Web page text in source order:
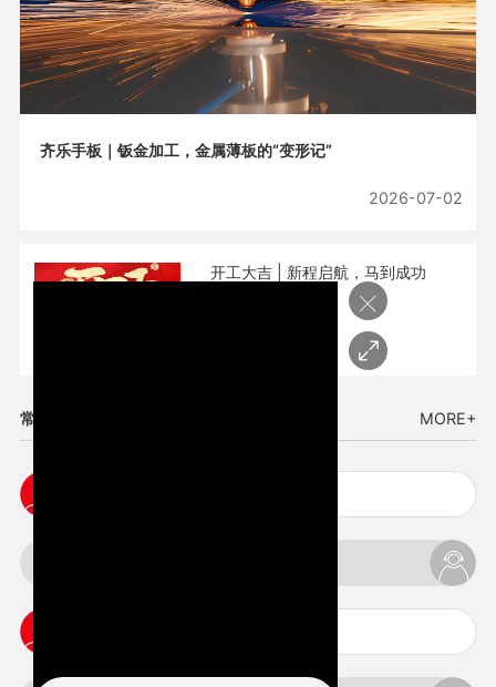
齐乐手板｜钣金加工，金属薄板的“变形记”
2026-07-02
开工大吉 | 新程启航，马到成功
常见问题 MORE+
×